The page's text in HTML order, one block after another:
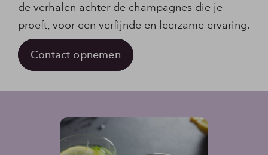
de verhalen achter de champagnes die je
proeft, voor een verfijnde en leerzame ervaring.
Contact opnemen